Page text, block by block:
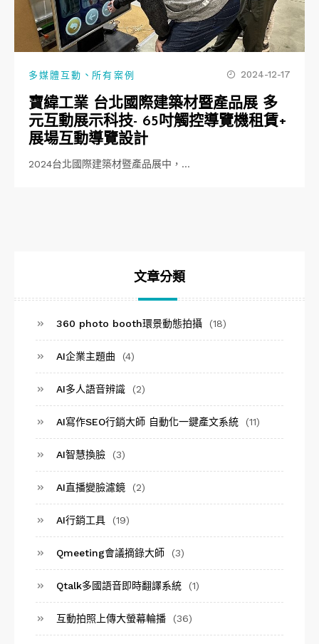
多媒體互動 、 所有案例 2024-12-17
寶緯工業 台北國際建築材暨產品展 多
元互動展示科技- 65吋觸控導覽機租賃+
展場互動導覽設計
2024台北國際建築材暨產品展中，…
文章分類
360 photo booth環景動態拍攝 (18)
AI企業主題曲 (4)
AI多人語音辨識 (2)
AI寫作SEO行銷大師 自動化一鍵產文系統 (11)
AI智慧換臉 (3)
AI直播變臉濾鏡 (2)
AI行銷工具 (19)
Qmeeting會議摘錄大師 (3)
Qtalk多國語音即時翻譯系統 (1)
互動拍照上傳大螢幕輪播 (36)